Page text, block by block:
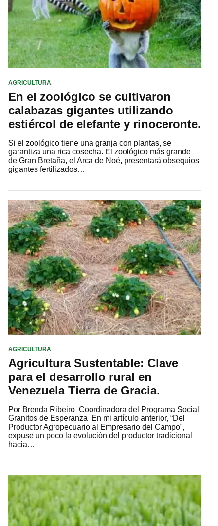
AGRICULTURA
En el zoológico se cultivaron
calabazas gigantes utilizando
estiércol de elefante y rinoceronte.
Si el zoológico tiene una granja con plantas, se
garantiza una rica cosecha. El zoológico más grande
de Gran Bretaña, el Arca de Noé, presentará obsequios
gigantes fertilizados…
AGRICULTURA
Agricultura Sustentable: Clave
para el desarrollo rural en
Venezuela Tierra de Gracia.
Por Brenda Ribeiro Coordinadora del Programa Social
Granitos de Esperanza En mi artículo anterior, “Del
Productor Agropecuario al Empresario del Campo”,
expuse un poco la evolución del productor tradicional
hacia…